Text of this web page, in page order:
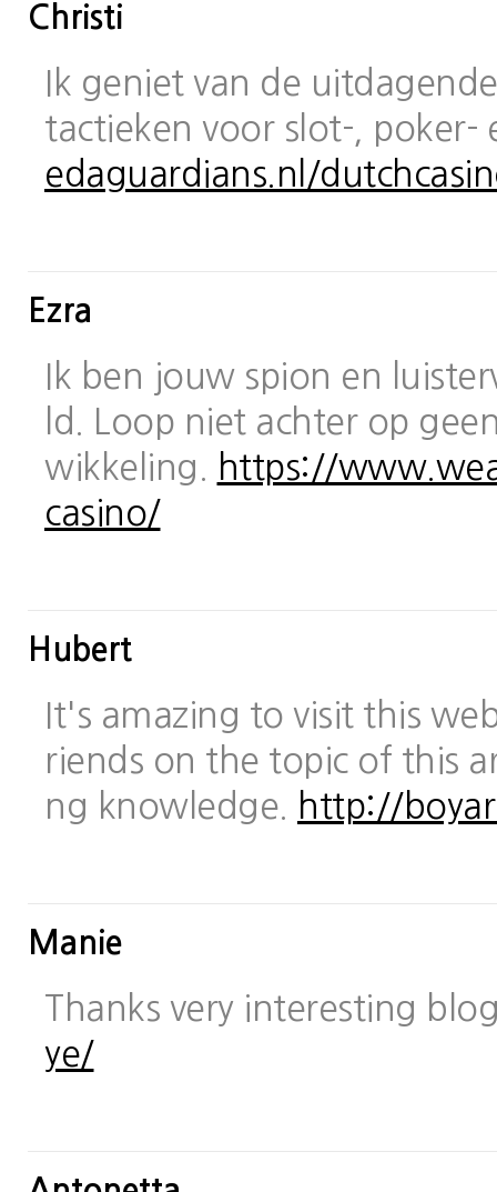
Christi
Ik geniet van de
tactieken voor slot-,
edaguardians.nl/
Ezra
Ik ben jouw spion en
ld. Loop niet achter op
wikkeling.
https://
casino/
Hubert
It's amazing to visit this
riends on the topic of this
ng knowledge.
http://
Manie
Thanks very interesting
ye/